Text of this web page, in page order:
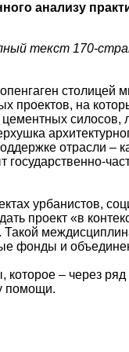
анализу
текст 170-
столицей
проектов, на
отрасли –
урбанистов,
проект «в
фонды и
которое – через
помощи.